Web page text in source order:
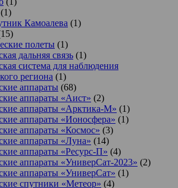
(1)
Камоалева (1)
полеты (1)
дальняя связь (1)
система для наблюдения
региона (1)
аппараты (68)
аппараты «Аист» (2)
аппараты «Арктика-М» (1)
аппараты «Ионосфера» (1)
аппараты «Космос» (3)
аппараты «Луна» (14)
аппараты «Ресурс-П» (4)
аппараты «УниверСат-2023» (2)
аппараты «УниверСат» (1)
спутники «Метеор» (4)